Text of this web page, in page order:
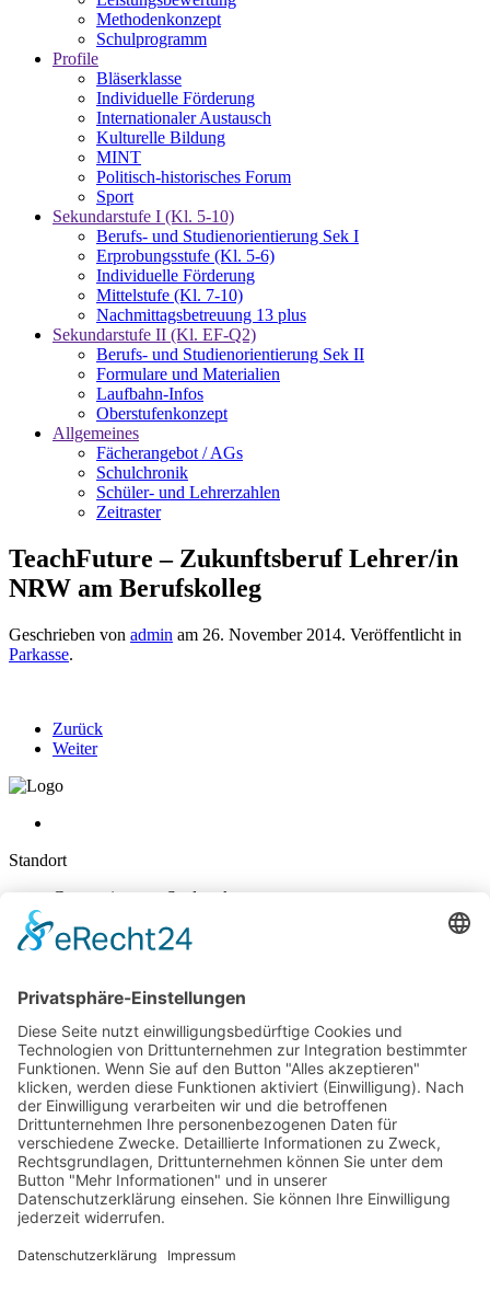
Methodenkonzept
Schulprogramm
Profile
Bläserklasse
Individuelle Förderung
Internationaler Austausch
Kulturelle Bildung
MINT
Politisch-historisches Forum
Sport
Sekundarstufe I (Kl. 5-10)
Berufs- und Studienorientierung Sek I
Erprobungsstufe (Kl. 5-6)
Individuelle Förderung
Mittelstufe (Kl. 7-10)
Nachmittagsbetreuung 13 plus
Sekundarstufe II (Kl. EF-Q2)
Berufs- und Studienorientierung Sek II
Formulare und Materialien
Laufbahn-Infos
Oberstufenkonzept
Allgemeines
Fächerangebot / AGs
Schulchronik
Schüler- und Lehrerzahlen
Zeitraster
TeachFuture – Zukunftsberuf Lehrer/in
NRW am Berufskolleg
Geschrieben von admin am 26. November 2014. Veröffentlicht in
Parkasse.
Zurück
Weiter
Standort
Gymnasium am Stadtpark
47829 Krefeld
02151 - 362040
Sekretariat
Mo-Do: 7:45 – 14:30 Uhr
Fr: 7:45-14:00
Kontakt & Info
Kontakt
Anfahrt
Datenschutz